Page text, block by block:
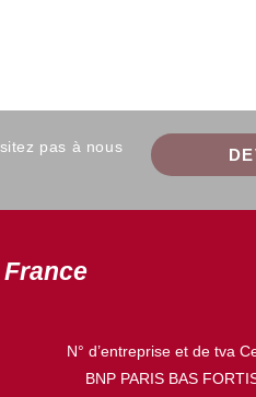
pas à nous
N° d’entreprise et de tva
BNP PARIS BAS